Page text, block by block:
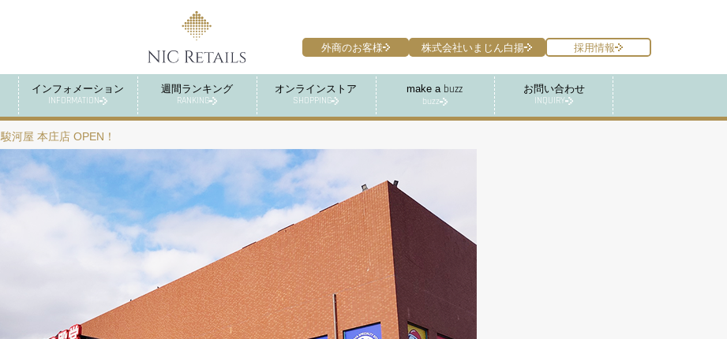
インフォメーション
INFORMATION
週間ランキング
RANKING
オンラインストア
SHOPPING
make a buzz
buzz
お問い合わせ
INQUIRY
外商のお客様 株式会社いまじん白揚 採用情報
駿河屋 本庄店 OPEN！